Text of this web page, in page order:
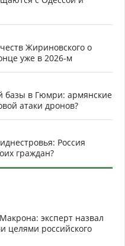
Жириновского о
уже в 2026-м
базы в Гюмри: армянские
атаки дронов?
Россия
граждан?
эксперт назвал
целями российского